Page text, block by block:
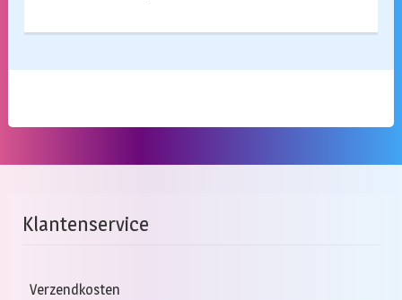
Klantenservice
Verzendkosten